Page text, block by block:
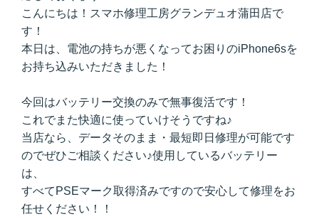
こんにちは！スマホ修理工房グランデュオ蒲田店で
す！
本日は、電池の持ちが悪くなってお困りのiPhone6sを
お持ち込みいただきました！
今回はバッテリー交換のみで無事復活です！
これでまた快適に使っていけそうですね♪
当店なら、データそのまま・最短即日修理が可能です
のでぜひご相談ください♪使用しているバッテリー
は、
すべてPSEマーク取得済みですので安心して修理をお
任せください！！